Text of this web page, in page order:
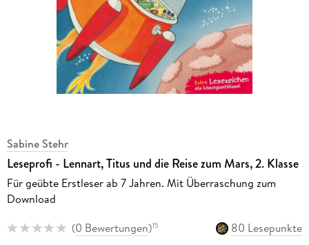
Sabine Stehr
Leseprofi - Lennart, Titus und die Reise zum Mars, 2. Klasse
Für geübte Erstleser ab 7 Jahren. Mit Überraschung zum
Download
(0 Bewertungen)15
80 Lesepunkte